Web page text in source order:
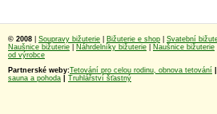
© 2008 Soupravy bižuterie Bižuterie e shop Svatební
Naušnice bižuterie
Náhrdelníky bižuterie Naušnice bižuterie
od výrobce
Partnerské weby:Tetování pro celou rodinu, obnova tetování
sauna a pohoda
Truhlářství šťastný